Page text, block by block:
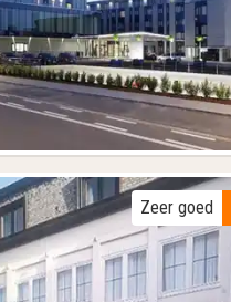
Vorige foto
Zeer goed